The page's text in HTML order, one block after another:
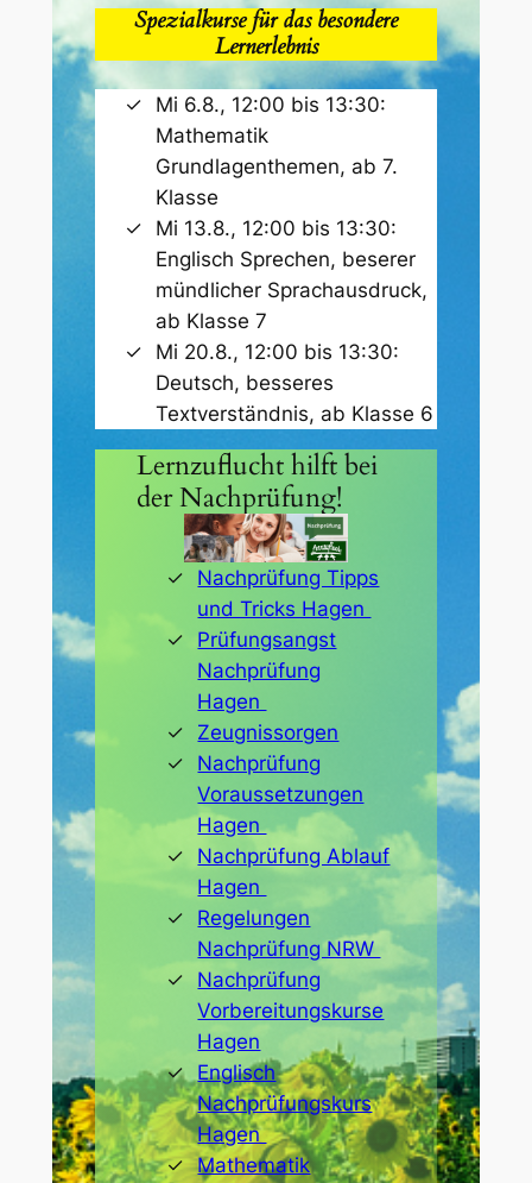
Spezialkurse für das besondere
Lernerlebnis
Mi 6.8., 12:00 bis 13:30:
Mathematik
Grundlagenthemen, ab 7.
Klasse
Mi 13.8., 12:00 bis 13:30:
Englisch Sprechen, beserer
mündlicher Sprachausdruck,
ab Klasse 7
Mi 20.8., 12:00 bis 13:30:
Deutsch, besseres
Textverständnis, ab Klasse 6
Lernzuflucht hilft bei
der Nachprüfung!
Nachprüfung Tipps
und Tricks Hagen
Prüfungsangst
Nachprüfung
Hagen
Zeugnissorgen
Nachprüfung
Voraussetzungen
Hagen
Nachprüfung Ablauf
Hagen
Regelungen
Nachprüfung NRW
Nachprüfung
Vorbereitungskurse
Hagen
Englisch
Nachprüfungskurs
Hagen
Mathematik